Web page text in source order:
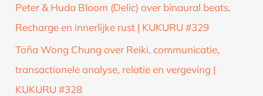
Peter & Huda Bloom (Delic) over binaural beats,
Recharge en innerlijke rust | KUKURU #329
Toña Wong Chung over Reiki, communicatie,
transactionele analyse, relatie en vergeving |
KUKURU #328